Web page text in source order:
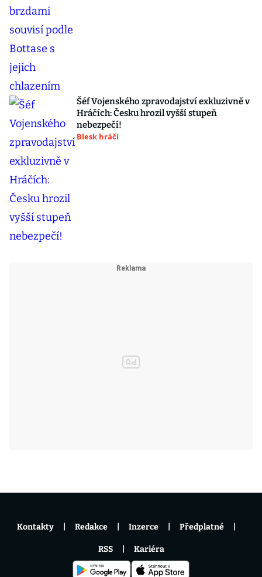
Šéf Vojenského zpravodajství exkluzivně v
Hráčích: Česku hrozil vyšší stupeň
nebezpečí!
Blesk hráči
Kontakty Redakce Inzerce Předplatné
RSS Kariéra